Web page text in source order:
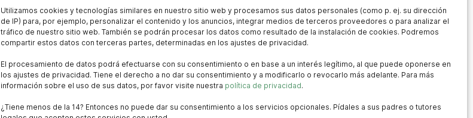
Utilizamos cookies y tecnologías similares en nuestro sitio web y procesamos sus datos personales (como p. ej. su dirección
de IP) para, por ejemplo, personalizar el contenido y los anuncios, integrar medios de terceros proveedores o para analizar el
tráfico de nuestro sitio web. También se podrán procesar los datos como resultado de la instalación de cookies. Podremos
compartir estos datos con terceras partes, determinadas en los ajustes de privacidad.
El procesamiento de datos podrá efectuarse con su consentimiento o en base a un interés legítimo, al que puede oponerse en
los ajustes de privacidad. Tiene el derecho a no dar su consentimiento y a modificarlo o revocarlo más adelante. Para más
información sobre el uso de sus datos, por favor visite nuestra política de privacidad.
¿Tiene menos de la 14? Entonces no puede dar su consentimiento a los servicios opcionales. Pídales a sus padres o tutores
· C/Santo Cristo de la Canal nº1, Préjano, (La Rioja)
· alex@revoluciondearomas.com
· (+34) 622224620